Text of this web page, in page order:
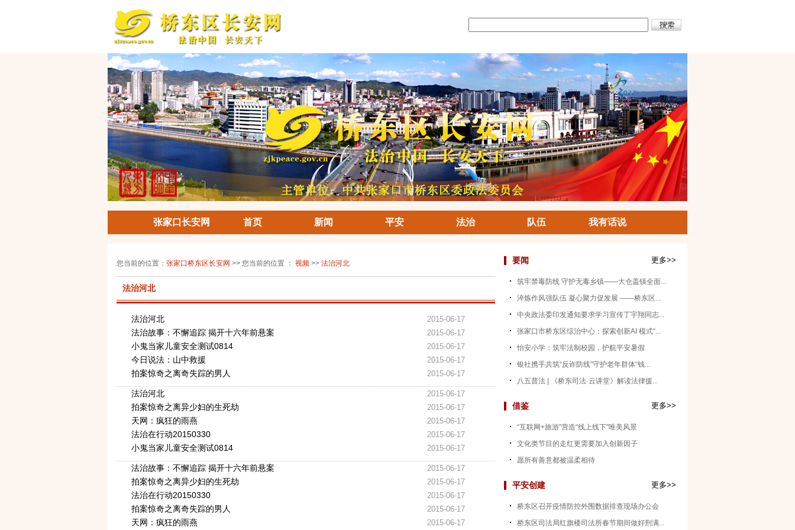
张家口长安网 首页 新闻 平安 法治 队伍 我有话说
您当前的位置： 张家口桥东区长安网 >> 您当前的位置 ： 视频 >> 法治河北
法治河北
法治河北 2015-06-17
法治故事：不懈追踪 揭开十六年前悬案 2015-06-17
小鬼当家儿童安全测试0814 2015-06-17
今日说法：山中救援 2015-06-17
拍案惊奇之离奇失踪的男人 2015-06-17
法治河北 2015-06-17
拍案惊奇之离异少妇的生死劫 2015-06-17
天网：疯狂的雨燕 2015-06-17
法治在行动20150330 2015-06-17
小鬼当家儿童安全测试0814 2015-06-17
法治故事：不懈追踪 揭开十六年前悬案 2015-06-17
拍案惊奇之离异少妇的生死劫 2015-06-17
法治在行动20150330 2015-06-17
拍案惊奇之离奇失踪的男人 2015-06-17
天网：疯狂的雨燕 2015-06-17
要闻 更多>>
筑牢禁毒防线 守护无毒乡镇——大仓盖镇全面...
淬炼作风强队伍 凝心聚力促发展 ——桥东区...
中央政法委印发通知要求学习宣传丁宇翔同志...
张家口市桥东区综治中心：探索创新AI 模式“...
怡安小学：筑牢法制校园，护航平安暑假
银社携手共筑“反诈防线”守护老年群体“钱...
八五普法 | 《桥东司法·云讲堂》解读法律援...
借鉴 更多>>
“互联网+旅游”营造“线上线下”唯美风景
文化类节目的走红更需要加入创新因子
愿所有善意都被温柔相待
平安创建 更多>>
桥东区召开疫情防控外围数据排查现场办公会
桥东区司法局红旗楼司法所春节期间做好刑满...